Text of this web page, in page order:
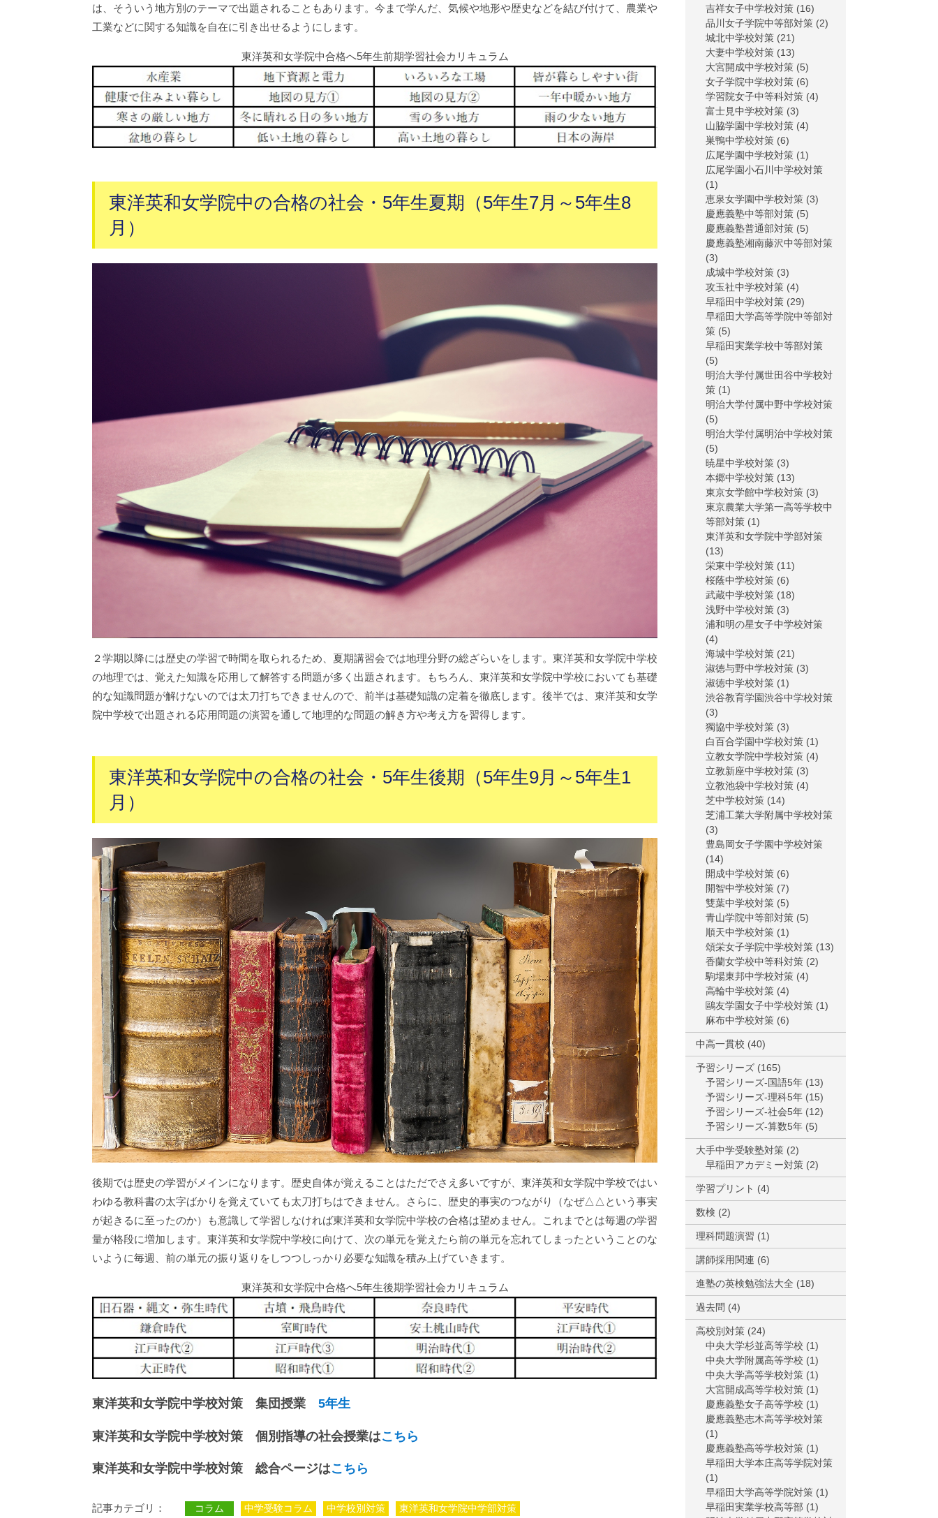
は、そういう地方別のテーマで出題されることもあります。今まで学んだ、気候や地形や歴史などを結び付けて、農業や
工業などに関する知識を自在に引き出せるようにします。
東洋英和女学院中合格へ5年生前期学習社会カリキュラム
東洋英和女学院中の合格の社会・5年生夏期（5年生7月～5年生8
月）
２学期以降には歴史の学習で時間を取られるため、夏期講習会では地理分野の総ざらいをします。東洋英和女学院中学校
の地理では、覚えた知識を応用して解答する問題が多く出題されます。もちろん、東洋英和女学院中学校においても基礎
的な知識問題が解けないのでは太刀打ちできませんので、前半は基礎知識の定着を徹底します。後半では、東洋英和女学
院中学校で出題される応用問題の演習を通して地理的な問題の解き方や考え方を習得します。
東洋英和女学院中の合格の社会・5年生後期（5年生9月～5年生1
月）
後期では歴史の学習がメインになります。歴史自体が覚えることはただでさえ多いですが、東洋英和女学院中学校ではい
わゆる教科書の太字ばかりを覚えていても太刀打ちはできません。さらに、歴史的事実のつながり（なぜ△△という事実
が起きるに至ったのか）も意識して学習しなければ東洋英和女学院中学校の合格は望めません。これまでとは毎週の学習
量が格段に増加します。東洋英和女学院中学校に向けて、次の単元を覚えたら前の単元を忘れてしまったということのな
いように毎週、前の単元の振り返りをしつつしっかり必要な知識を積み上げていきます。
東洋英和女学院中合格へ5年生後期学習社会カリキュラム
東洋英和女学院中学校対策 集団授業 5年生
東洋英和女学院中学校対策 個別指導の社会授業はこちら
東洋英和女学院中学校対策 総合ページはこちら
記事カテゴリ： コラム 中学受験コラム 中学校別対策 東洋英和女学院中学部対策
吉祥女子中学校対策 (16)
品川女子学院中等部対策 (2)
城北中学校対策 (21)
大妻中学校対策 (13)
大宮開成中学校対策 (5)
女子学院中学校対策 (6)
学習院女子中等科対策 (4)
富士見中学校対策 (3)
山脇学園中学校対策 (4)
巣鴨中学校対策 (6)
広尾学園中学校対策 (1)
広尾学園小石川中学校対策
(1)
恵泉女学園中学校対策 (3)
慶應義塾中等部対策 (5)
慶應義塾普通部対策 (5)
慶應義塾湘南藤沢中等部対策
(3)
成城中学校対策 (3)
攻玉社中学校対策 (4)
早稲田中学校対策 (29)
早稲田大学高等学院中等部対
策 (5)
早稲田実業学校中等部対策
(5)
明治大学付属世田谷中学校対
策 (1)
明治大学付属中野中学校対策
(5)
明治大学付属明治中学校対策
(5)
暁星中学校対策 (3)
本郷中学校対策 (13)
東京女学館中学校対策 (3)
東京農業大学第一高等学校中
等部対策 (1)
東洋英和女学院中学部対策
(13)
栄東中学校対策 (11)
桜蔭中学校対策 (6)
武蔵中学校対策 (18)
浅野中学校対策 (3)
浦和明の星女子中学校対策
(4)
海城中学校対策 (21)
淑徳与野中学校対策 (3)
淑徳中学校対策 (1)
渋谷教育学園渋谷中学校対策
(3)
獨協中学校対策 (3)
白百合学園中学校対策 (1)
立教女学院中学校対策 (4)
立教新座中学校対策 (3)
立教池袋中学校対策 (4)
芝中学校対策 (14)
芝浦工業大学附属中学校対策
(3)
豊島岡女子学園中学校対策
(14)
開成中学校対策 (6)
開智中学校対策 (7)
雙葉中学校対策 (5)
青山学院中等部対策 (5)
順天中学校対策 (1)
頌栄女子学院中学校対策 (13)
香蘭女学校中等科対策 (2)
駒場東邦中学校対策 (4)
高輪中学校対策 (4)
鷗友学園女子中学校対策 (1)
麻布中学校対策 (6)
中高一貫校 (40)
予習シリーズ (165)
予習シリーズ-国語5年 (13)
予習シリーズ-理科5年 (15)
予習シリーズ-社会5年 (12)
予習シリーズ-算数5年 (5)
大手中学受験塾対策 (2)
早稲田アカデミー対策 (2)
学習プリント (4)
数検 (2)
理科問題演習 (1)
講師採用関連 (6)
進塾の英検勉強法大全 (18)
過去問 (4)
高校別対策 (24)
中央大学杉並高等学校 (1)
中央大学附属高等学校 (1)
中央大学高等学校対策 (1)
大宮開成高等学校対策 (1)
慶應義塾女子高等学校 (1)
慶應義塾志木高等学校対策
(1)
慶應義塾高等学校対策 (1)
早稲田大学本庄高等学院対策
(1)
早稲田大学高等学院対策 (1)
早稲田実業学校高等部 (1)